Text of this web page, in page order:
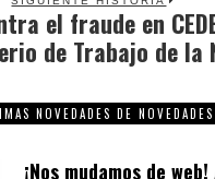
Next
post:
el fraude en
de Trabajo de la
NOVEDADES DE NOVEDADES
¡Nos mudamos de